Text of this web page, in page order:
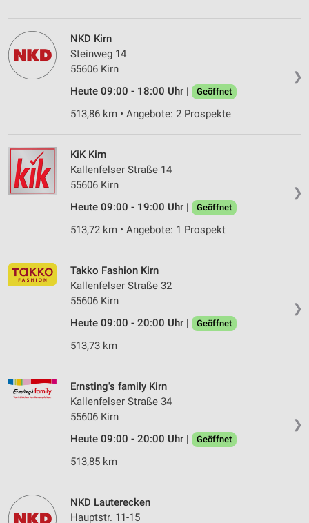
❯
NKD Kirn
Steinweg 14
55606 Kirn
Heute 09:00 - 18:00 Uhr |
Geöffnet
513,86 km • Angebote: 2 Prospekte
❯
KiK Kirn
Kallenfelser Straße 14
55606 Kirn
Heute 09:00 - 19:00 Uhr |
Geöffnet
513,72 km • Angebote: 1 Prospekt
❯
Takko Fashion Kirn
Kallenfelser Straße 32
55606 Kirn
Heute 09:00 - 20:00 Uhr |
Geöffnet
513,73 km
❯
Ernsting's family Kirn
Kallenfelser Straße 34
55606 Kirn
Heute 09:00 - 20:00 Uhr |
Geöffnet
513,85 km
NKD Lauterecken
Hauptstr. 11-15